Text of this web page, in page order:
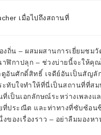
เมื่อไปถึงสถานที่
น – ผสมผสานการเยี่ยมชมวั
ฬิกาปลุก – ช่วงบ่ายนี้จะให้คุ
อันศักดิ์สิทธิ์ เจดีย์อันเป็นสัญ
ะทับใจทำให้ที่นี่เป็นสถานที่ที่ส
เป็นเอกลักษณ์ระหว่างเพลงแ
ที่ประณีต และท่าทางที่ซับซ้อนซึ่
องเรื่องราว – อย่าลืมมองห